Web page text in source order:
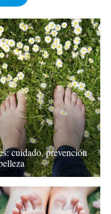
cuidado, prevención